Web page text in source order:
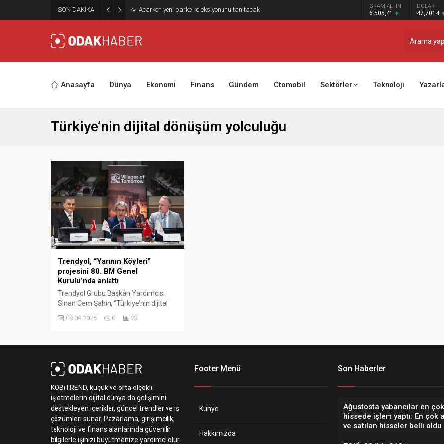
SON DAKİKA Acarkon yeni parke koleksiyonunu tanıtacak GRAM ALTIN
6.505,41
DOLAR
47,7014
Anasayfa Dünya Ekonomi Finans Gündem Otomobil Sektörler Teknoloji
Türkiye’nin dijital dönüşüm yolculuğu
Trendyol, “Yarının Köyleri”
projesini 80. BM Genel
Kurulu’nda anlattı
Trendyol Grubu Başkan Yardımcısı
Sinan Cem Şahin, “Türkiye’nin dijital
faydaya ve kapsayıcı büyümeye
eşitliği sağlamak, kadınları ve gençleri
teknolojiyle güçlendirmek, girişimciliği
amacıyla Birleşmiş Milletler Kalkınma
Programı (UNDP) ile Türkiye’nin farklı...
08.09.2025 0 23
KOBiTREND, küçük ve orta ölçekli
işletmelerin dijital dünya da gelişimini
destekleyen içerikler, güncel trendler ve iş
çözümleri sunar. Pazarlama, girişimcilik,
teknoloji ve finans alanlarında güvenilir
bilgilerle işinizi büyütmenize yardımcı olur.
Footer Menü
Künye
Hakkımızda
Son Haberler
Ağustosta yabancılar en
hissede işlem yaptı: En çok
ve satılan hisseler belli oldu